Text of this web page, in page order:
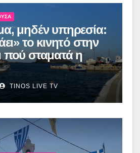
μηδέν υπηρεσία:
το κινητό στην
σταματά η
TINOS LIVE TV